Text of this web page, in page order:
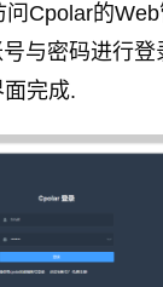
问Cpolar的
与密码进行登
完成.